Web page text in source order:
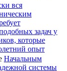
вся
задач у
которые
опыт
Начальным
системы